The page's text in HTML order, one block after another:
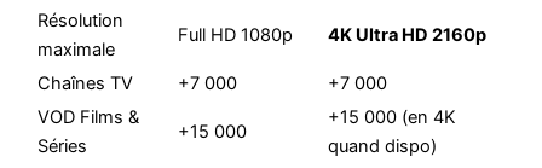
Résolution
maximale
Full HD 1080p 4K Ultra HD 2160p
Chaînes TV +7 000
+7 000
VOD Films &
Séries
+15 000
+15 000 (en 4K
quand dispo)